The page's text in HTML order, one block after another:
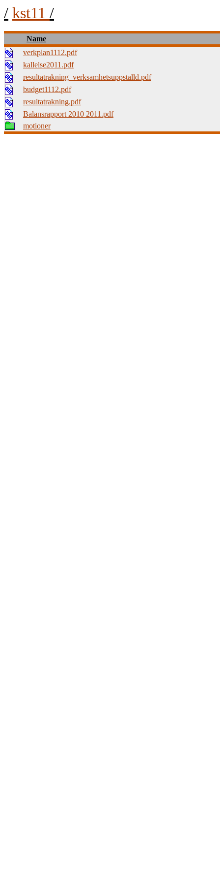
/ kst11 /
Name
verkplan1112.pdf
kallelse2011.pdf
resultatrakning_verksamhetsuppstalld.pdf
budget1112.pdf
resultatrakning.pdf
Balansrapport 2010 2011.pdf
motioner